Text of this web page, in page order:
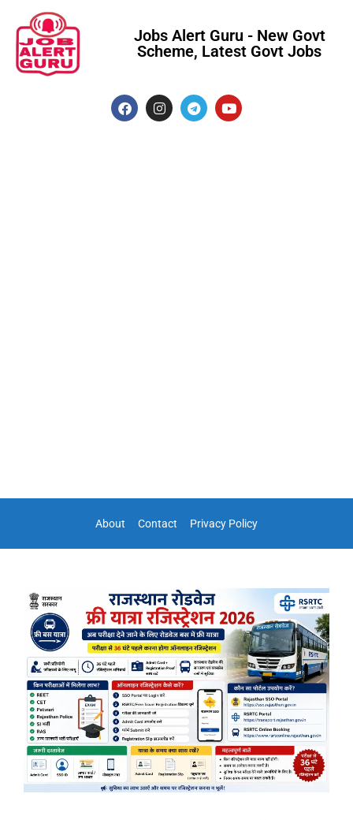
Jobs Alert Guru - New Govt
Scheme, Latest Govt Jobs
About Contact Privacy Policy